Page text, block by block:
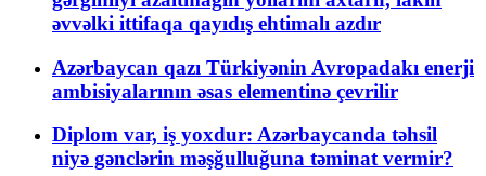
əvvəlki ittifaqa qayıdış ehtimalı azdır
Azərbaycan qazı Türkiyənin Avropadakı enerji
ambisiyalarının əsas elementinə çevrilir
Diplom var, iş yoxdur: Azərbaycanda təhsil
niyə gənclərin məşğulluğuna təminat vermir?